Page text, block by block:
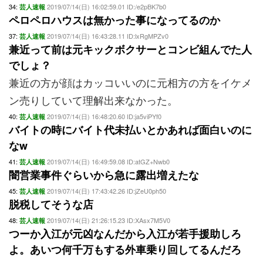
34: 芸人速報 2019/07/14(日) 16:02:59.01 ID:/e2pBK7b0
ペロペロハウスは無かった事になってるのか
37: 芸人速報 2019/07/14(日) 16:43:28.11 ID:lxRgMPZv0
兼近って前は元キックボクサーとコンビ組んでた人
でしょ？
兼近の方が顔はカッコいいのに元相方の方をイケメ
ン売りしていて理解出来なかった。
40: 芸人速報 2019/07/14(日) 16:48:20.60 ID:ja5viPYf0
バイトの時にバイト代未払いとかあれば面白いのに
なw
41: 芸人速報 2019/07/14(日) 16:49:59.08 ID:atGZ+Nwb0
闇営業事件ぐらいから急に露出増えたな
45: 芸人速報 2019/07/14(日) 17:43:42.26 ID:jZeU0ph50
脱税してそうな店
48: 芸人速報 2019/07/14(日) 21:26:15.23 ID:XAsx7M5V0
つーか入江が元凶なんだから入江が若手援助しろ
よ。あいつ何千万もする外車乗り回してるんだろ